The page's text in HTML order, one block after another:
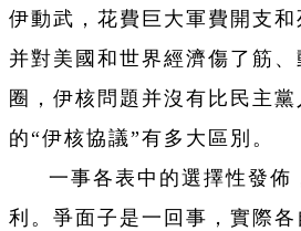
伊動武，花費巨大軍費開支和
并對美國和世界經濟傷了筋
圈，伊核問題并沒有比民主
的“伊核協議”有多大區別。
一事各表中的選擇性發佈
利。爭面子是一回事，實際各